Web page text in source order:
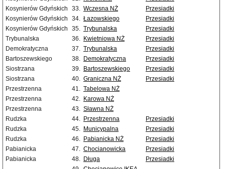
Kosynierów Gdyńskich
33. Wczesna NŻ
Przesiadki
Kosynierów Gdyńskich
34. Łazowskiego
Przesiadki
Kosynierów Gdyńskich
35. Trybunalska
Przesiadki
Trybunalska
36. Kwietniowa NŻ
Przesiadki
Demokratyczna
37. Trybunalska
Przesiadki
Bartoszewskiego
38. Demokratyczna
Przesiadki
Siostrzana
39. Bartoszewskiego
Przesiadki
Siostrzana
40. Graniczna NŻ
Przesiadki
Przestrzenna
41. Tabelowa NŻ
Przestrzenna
42. Karowa NŻ
Przestrzenna
43. Sławna NŻ
Rudzka
44. Przestrzenna
Przesiadki
Rudzka
45. Municypalna
Przesiadki
Rudzka
46. Pabianicka NŻ
Przesiadki
Pabianicka
47. Chocianowicka
Przesiadki
Pabianicka
48. Długa
Przesiadki